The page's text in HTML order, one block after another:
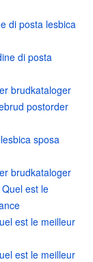
di posta lesbica
di posta
brudkataloger
postorder
sposa
brudkataloger
est le
est le meilleur
est le meilleur